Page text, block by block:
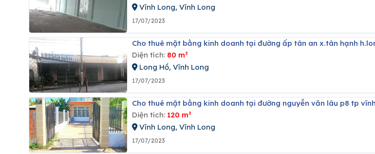
Vĩnh Long, Vĩnh Long
17/07/2023
Cho thuê mặt bằng kinh doanh tại đường ấp tân an x.tân hạnh
Diện tích: 80 m²
Long Hồ, Vĩnh Long
17/07/2023
Cho thuê mặt bằng kinh doanh tại đường nguyễn văn lâu p8 tp
Diện tích: 120 m²
Vĩnh Long, Vĩnh Long
17/07/2023